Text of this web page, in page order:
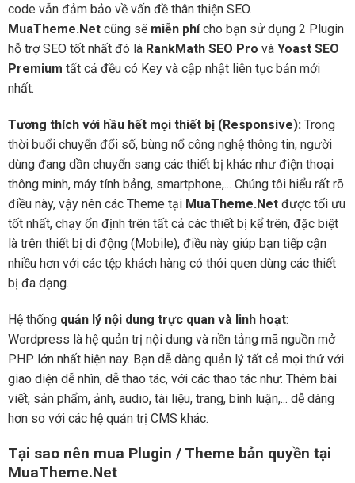
code vẫn đảm bảo về vấn đề thân thiện SEO.
MuaTheme.Net cũng sẽ miễn phícho bạn sử dụng 2 Plugin
hỗ trợ SEO tốt nhất đó là RankMath SEO Pro và Yoast SEO
Premium tất cả đều có Key và cập nhật liên tục bản mới
nhất.
Tương thích với hầu hết mọi thiết bị (Responsive): Trong
thời buổi chuyển đổi số, bùng nổ công nghệ thông tin, người
dùng đang dần chuyển sang các thiết bị khác như điện thoại
thông minh, máy tính bảng, smartphone,... Chúng tôi hiểu rất rõ
điều này, vậy nên các Theme tại MuaTheme.Net được tối ưu
tốt nhất, chạy ổn định trên tất cả các thiết bị kể trên, đặc biệt
là trên thiết bị di động (Mobile), điều này giúp bạn tiếp cận
nhiều hơn với các tệp khách hàng có thói quen dùng các thiết
bị đa dạng.
Hệ thống quản lý nội dung trực quan và linh hoạt:
Wordpress là hệ quản trị nội dung và nền tảng mã nguồn mở
PHP lớn nhất hiện nay. Bạn dễ dàng quản lý tất cả mọi thứ với
giao diện dễ nhìn, dễ thao tác, với các thao tác như: Thêm bài
viết, sản phẩm, ảnh, audio, tài liệu, trang, bình luận,... dễ dàng
hơn so với các hệ quản trị CMS khác.
Tại sao nên mua Plugin / Theme bản quyền tại
MuaTheme.Net